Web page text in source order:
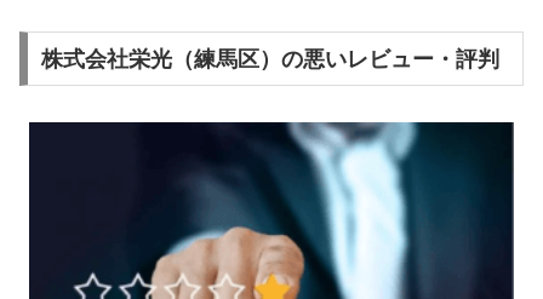
株式会社栄光（練馬区）の悪いレビュー・評判